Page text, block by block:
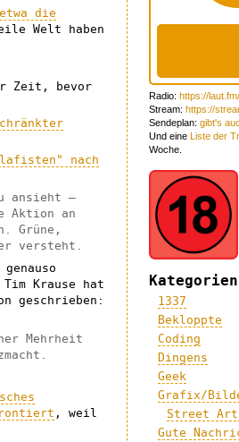
die
Welt haben
Zeit, bevor
nach
ansieht –
Aktion an
Grüne,
versteht.
Krause hat
geschrieben:
Mehrheit
, weil
Radio: https://
Stream: https://
Sendeplan: gibt's
Und eine Liste der
Woche.
Kategorien
1337
Bekloppte
Coding
Dingens
Geek
Grafix/
Street
Gute